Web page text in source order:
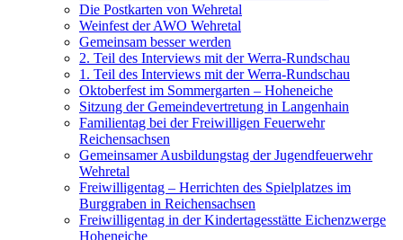
Die Postkarten von Wehretal
Weinfest der AWO Wehretal
Gemeinsam besser werden
2. Teil des Interviews mit der Werra-Rundschau
1. Teil des Interviews mit der Werra-Rundschau
Oktoberfest im Sommergarten – Hoheneiche
Sitzung der Gemeindevertretung in Langenhain
Familientag bei der Freiwilligen Feuerwehr
Reichensachsen
Gemeinsamer Ausbildungstag der Jugendfeuerwehr
Wehretal
Freiwilligentag – Herrichten des Spielplatzes im
Burggraben in Reichensachsen
Freiwilligentag in der Kindertagesstätte Eichenzwerge
Hoheneiche